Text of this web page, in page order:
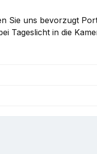
Sie uns bevorzugt
Tageslicht in die